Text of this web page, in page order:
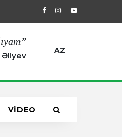
16:00 Artıq sülh
Əliyev
AZ
VİDEO